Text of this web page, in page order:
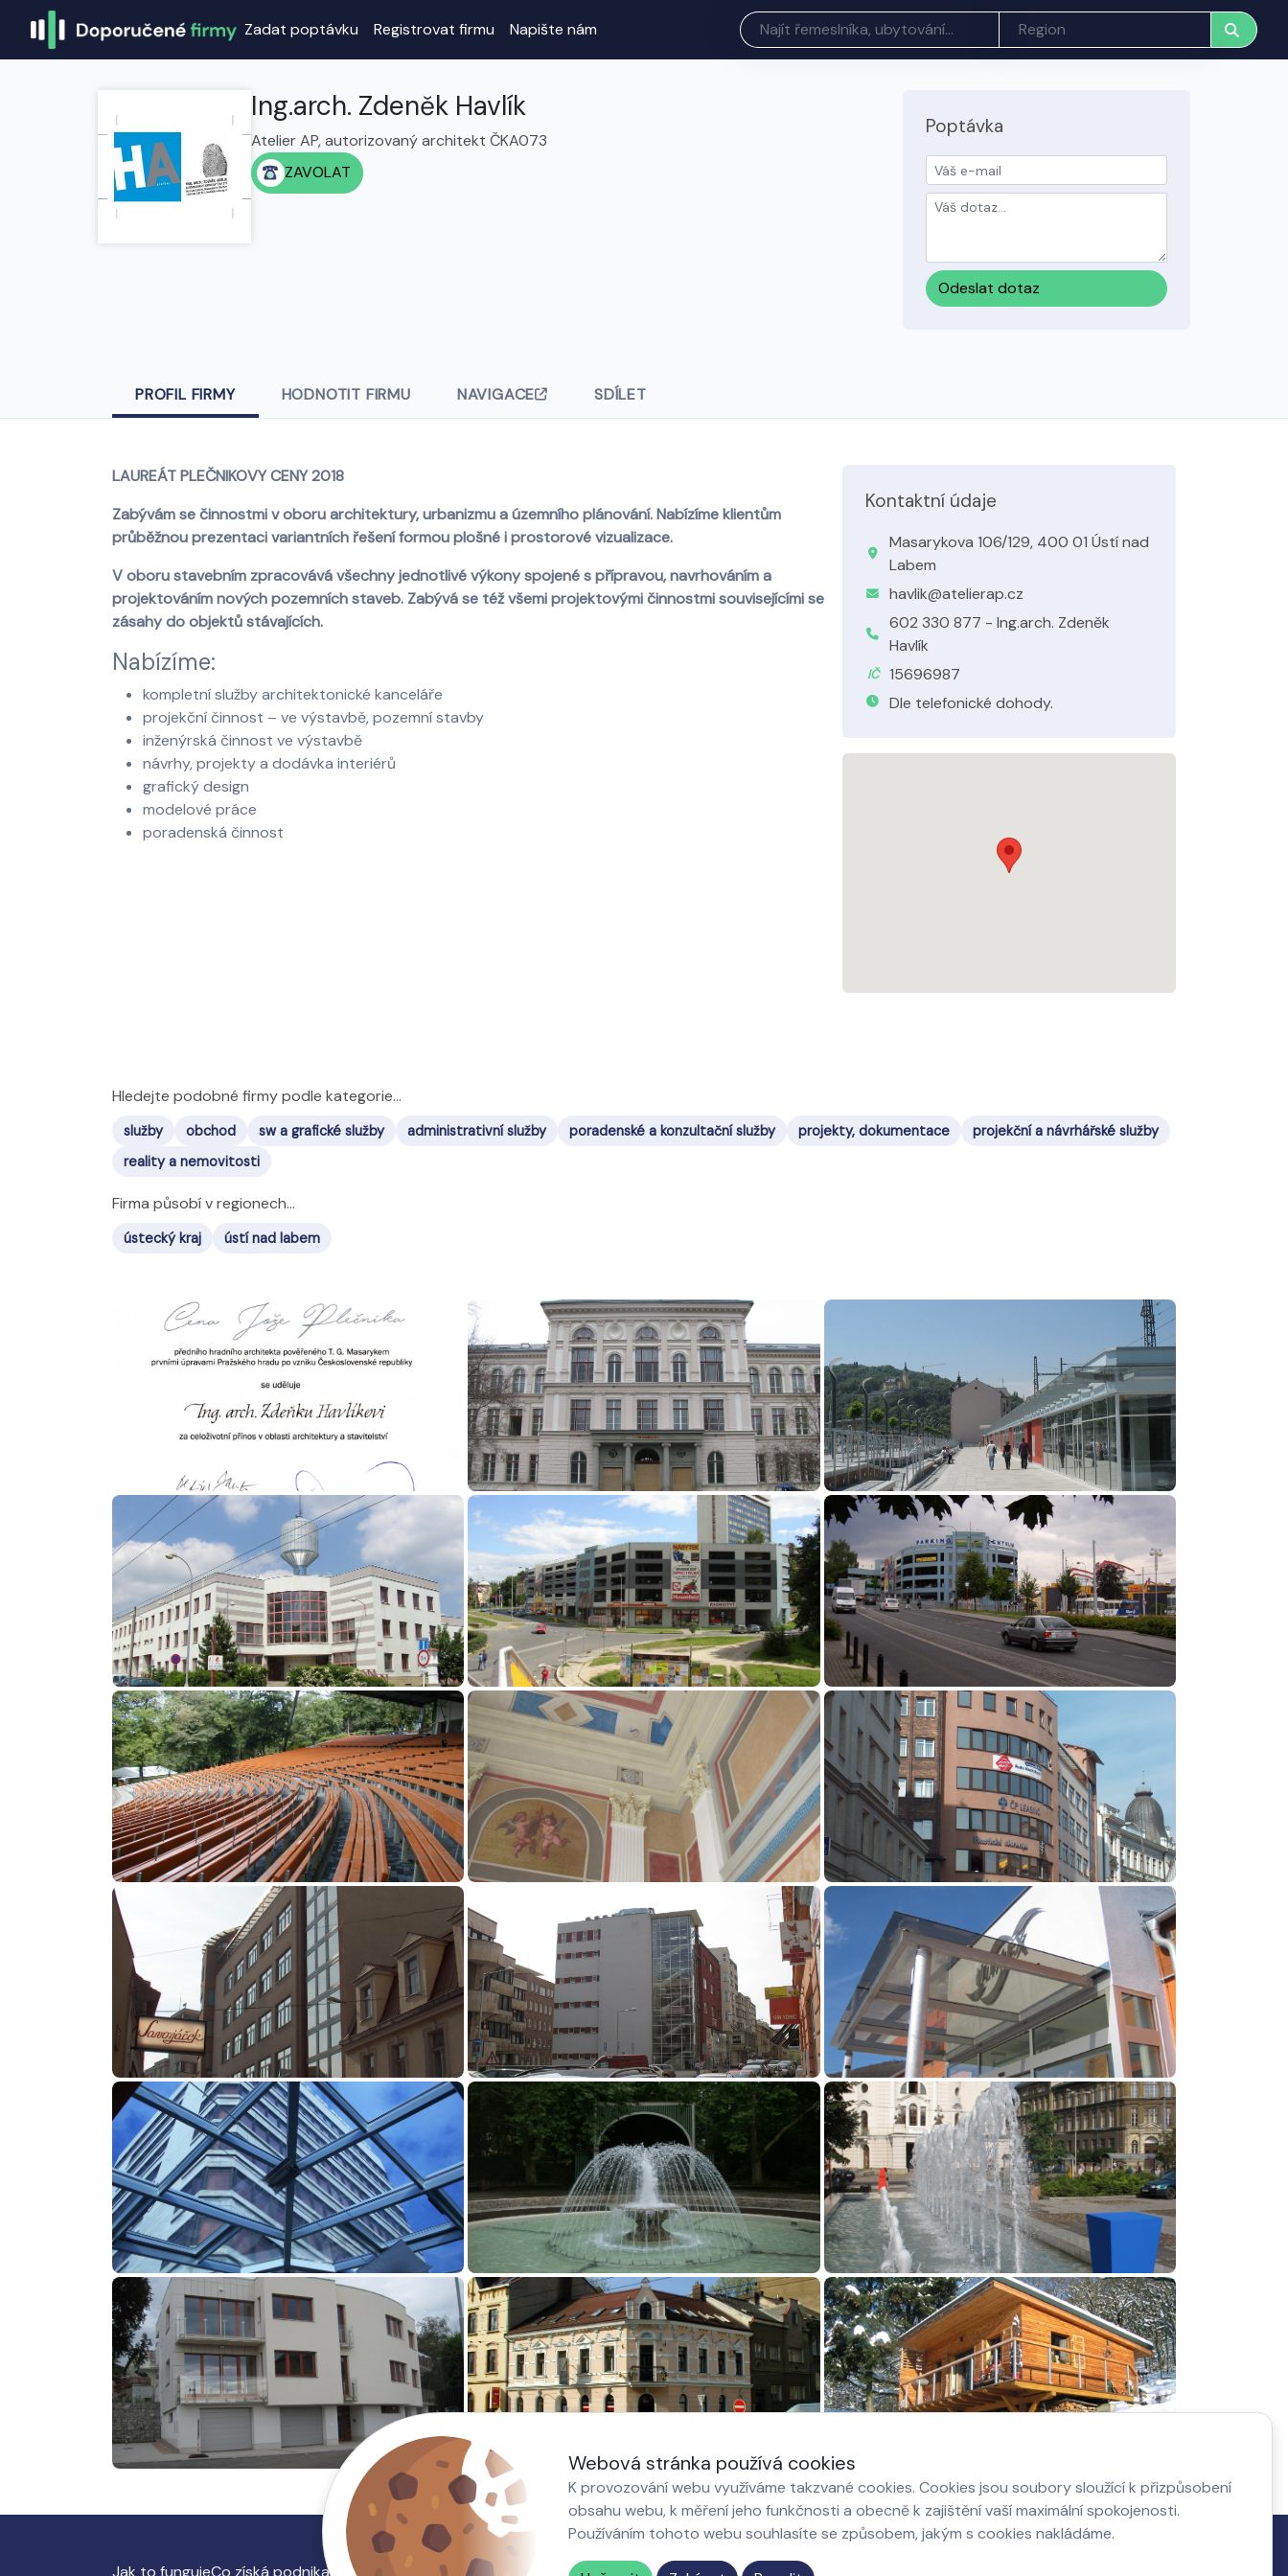
Webová stránka používá cookies
K provozování webu využíváme takzvané cookies. Cookies jsou soubory sloužící k přizpůsobení
obsahu webu, k měření jeho funkčnosti a obecně k zajištění vaší maximální spokojenosti.
Používáním tohoto webu souhlasíte se způsobem, jakým s cookies nakládáme.
Zadat poptávku Registrovat firmu Napište nám
Ing.arch. Zdeněk Havlík
Atelier AP, autorizovaný architekt ČKA073
ZAVOLAT
Poptávka
Odeslat dotaz
PROFIL FIRMY HODNOTIT FIRMU NAVIGACE SDÍLET
LAUREÁT PLEČNIKOVY CENY 2018
Zabývám se činnostmi v oboru architektury, urbanizmu a územního plánování. Nabízíme klientům
průběžnou prezentaci variantních řešení formou plošné i prostorové vizualizace.
V oboru stavebním zpracovává všechny jednotlivé výkony spojené s přípravou, navrhováním a
projektováním nových pozemních staveb. Zabývá se též všemi projektovými činnostmi souvisejícími se
zásahy do objektů stávajících.
Nabízíme:
kompletní služby architektonické kanceláře
projekční činnost – ve výstavbě, pozemní stavby
inženýrská činnost ve výstavbě
návrhy, projekty a dodávka interiérů
grafický design
modelové práce
poradenská činnost
Kontaktní údaje
Masarykova 106/129, 400 01 Ústí nad
Labem
havlik@atelierap.cz
602 330 877 - Ing.arch. Zdeněk
Havlík
IČ
15696987
Dle telefonické dohody.
Hledejte podobné firmy podle kategorie...
služby obchod sw a grafické služby administrativní služby poradenské a konzultační služby projekty, dokumentace
projekční a návrhářské služby
reality a nemovitosti
Firma působí v regionech...
ústecký kraj ústí nad labem
Jak to fungujeCo získá podnikatel O nás, kontakty Nastavení cookies